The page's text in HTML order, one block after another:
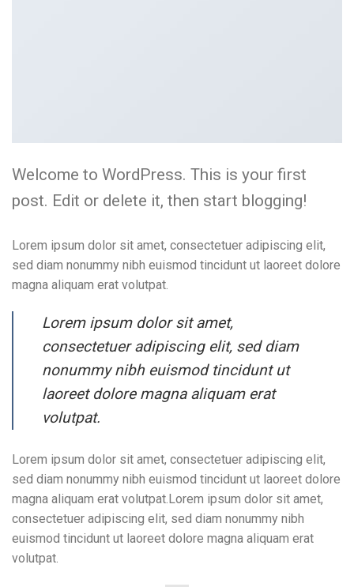
Welcome to WordPress. This is your first
post. Edit or delete it, then start blogging!
Lorem ipsum dolor sit amet, consectetuer adipiscing elit,
sed diam nonummy nibh euismod tincidunt ut laoreet dolore
magna aliquam erat volutpat.
Lorem ipsum dolor sit amet,
consectetuer adipiscing elit, sed diam
nonummy nibh euismod tincidunt ut
laoreet dolore magna aliquam erat
volutpat.
Lorem ipsum dolor sit amet, consectetuer adipiscing elit,
sed diam nonummy nibh euismod tincidunt ut laoreet dolore
magna aliquam erat volutpat.Lorem ipsum dolor sit amet,
consectetuer adipiscing elit, sed diam nonummy nibh
euismod tincidunt ut laoreet dolore magna aliquam erat
volutpat.